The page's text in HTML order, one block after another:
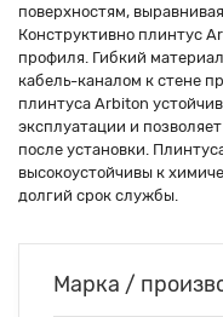
поверхностям,
Конструктивно плинтус
профиля. Гибкий
кабель-каналом к стене
плинтуса Arbiton
эксплуатации и
после установки.
высокоустойчивы к
долгий срок службы.
Марка /